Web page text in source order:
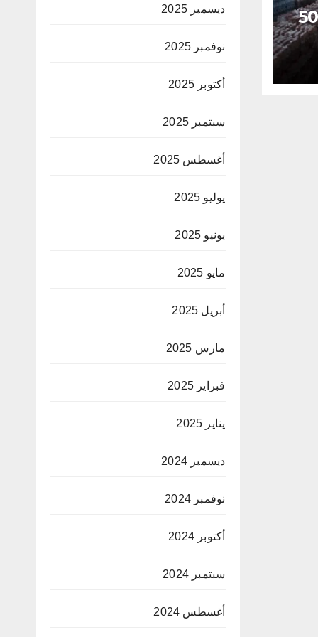
من 5000 ديسمبر 2025
نوفمبر 2025
أكتوبر 2025
سبتمبر 2025
أغسطس 2025
يوليو 2025
يونيو 2025
مايو 2025
أبريل 2025
مارس 2025
فبراير 2025
يناير 2025
ديسمبر 2024
نوفمبر 2024
أكتوبر 2024
سبتمبر 2024
أغسطس 2024